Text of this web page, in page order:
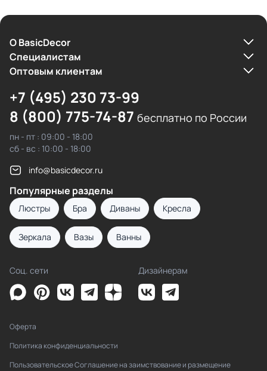
О BasicDecor
Cпециалистам
Оптовым клиентам
+7 (495) 230 73-99
8 (800) 775-74-87 бесплатно по России
пн - пт : 09:00 - 18:00
сб - вс : 10:00 - 18:00
info@basicdecor.ru
Популярные разделы
Люстры Бра Диваны Кресла
Зеркала Вазы Ванны
Соц. сети Дизайнерам
Оферта
Политика конфиденциальности
Пользовательское Соглашение на заимствование и размещение